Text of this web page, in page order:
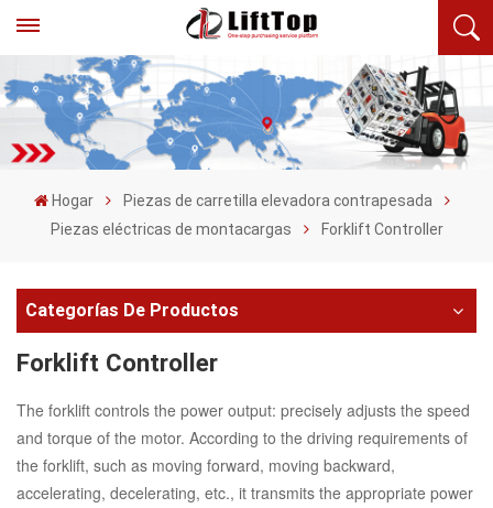
Hogar
Piezas de carretilla elevadora contrapesada
Piezas eléctricas de montacargas
Forklift Controller
Categorías De Productos
Forklift Controller
The forklift controls the power output: precisely adjusts the speed
and torque of the motor. According to the driving requirements of
the forklift, such as moving forward, moving backward,
accelerating, decelerating, etc., it transmits the appropriate power